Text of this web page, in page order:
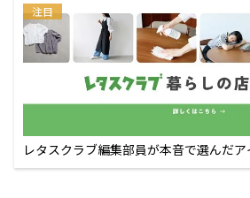
注目
レタスクラブ編集部員が本音で選んだア